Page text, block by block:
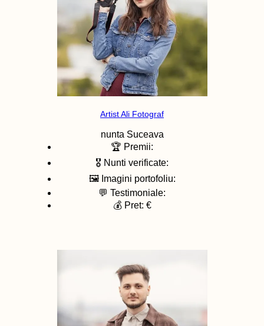
Artist Ali Fotograf
nunta Suceava
🏆 Premii:
🎖️ Nunti verificate:
🖼️ Imagini portofoliu:
💬 Testimoniale:
💰 Pret: €